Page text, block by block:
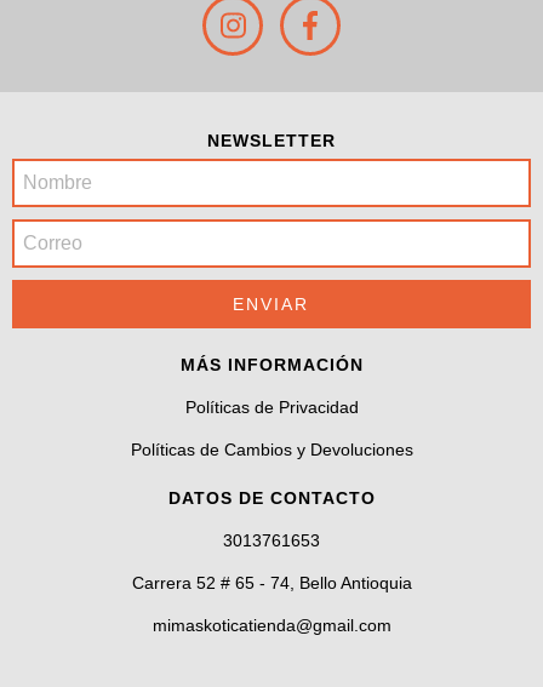
NEWSLETTER
MÁS INFORMACIÓN
Políticas de Privacidad
Políticas de Cambios y Devoluciones
DATOS DE CONTACTO
3013761653
Carrera 52 # 65 - 74, Bello Antioquia
mimaskoticatienda@gmail.com